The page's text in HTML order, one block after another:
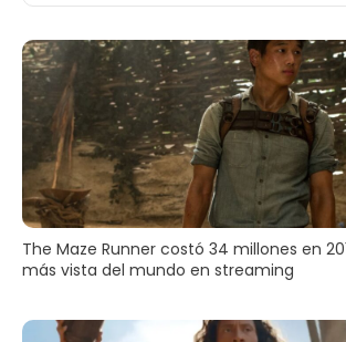
The Maze Runner costó 34 millones en
más vista del mundo en streaming